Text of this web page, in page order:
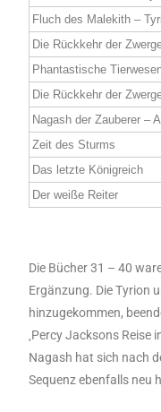
Fluch des Malekith –
Die Rückkehr der
Phantastische
Die Rückkehr der
Nagash der Zauberer –
Zeit des Sturms
Das letzte Königreich
Der weiße Reiter
Die Bücher 31 – 40
Ergänzung. Die Tyrion
hinzugekommen,
‚Percy Jacksons Reise
Nagash hat sich nach
Sequenz ebenfalls neu